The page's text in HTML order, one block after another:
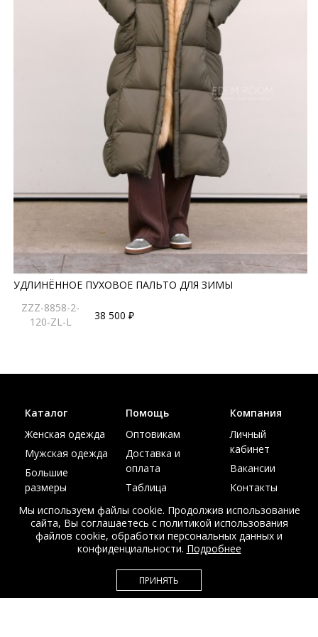
УДЛИНЁННОЕ ПУХОВОЕ ПАЛЬТО ДЛЯ ЗИМЫ
ZZZ-8858-2-
120-ZL-L
38 500 ₽
© Интернет магазин верхней одежды из меха и кожи
EDEM-ROOM 2011-2026
Каталог
Женская одежда
Мужская одежда
Большие
размеры
Акции
Помощь
Оптовикам
Доставка и
оплата
Таблица
Компания
Личный
кабинет
Вакансии
Контакты
Мы используем файлы cookie. Продолжив использование
сайта, Вы соглашаетесь с политикой использования
файлов cookie, обработки персональных данных и
конфиденциальности. Подробнее
ПРИНЯТЬ